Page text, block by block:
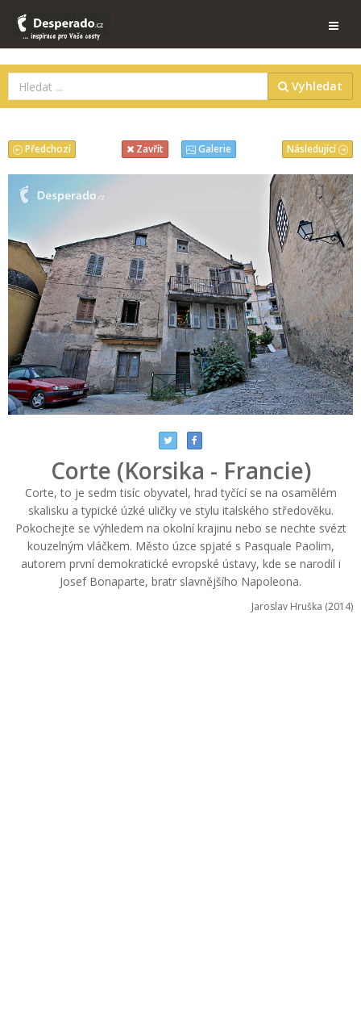
Vyhledat
Následující
Předchozí Zavřít Galerie
Corte (Korsika - Francie)
Corte, to je sedm tisíc obyvatel, hrad tyčící se na osamělém
skalisku a typické úzké uličky ve stylu italského středověku.
Pokochejte se výhledem na okolní krajinu nebo se nechte svézt
kouzelným vláčkem. Město úzce spjaté s Pasquale Paolim,
autorem první demokratické evropské ústavy, kde se narodil i
Josef Bonaparte, bratr slavnějšího Napoleona.
Jaroslav Hruška (2014)